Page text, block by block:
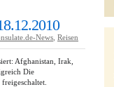
News Reisen
Afghanistan, Irak,
Die